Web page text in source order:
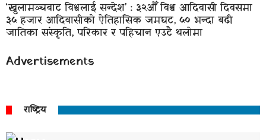
‘खुलामञ्चबाट विश्वलाई सन्देश’ : ३२औँ विश्व आदिवासी दिवसमा
३५ हजार आदिवासीको ऐतिहासिक जमघट, ५० भन्दा बढी
जातिका संस्कृति, परिकार र पहिचान एउटै थलोमा
Advertisements
राष्ट्रिय